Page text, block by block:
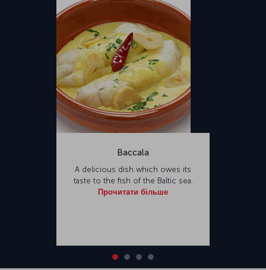
Baccala
A delicious dish which owes its
taste to the fish of the Baltic sea.
Прочитати більше